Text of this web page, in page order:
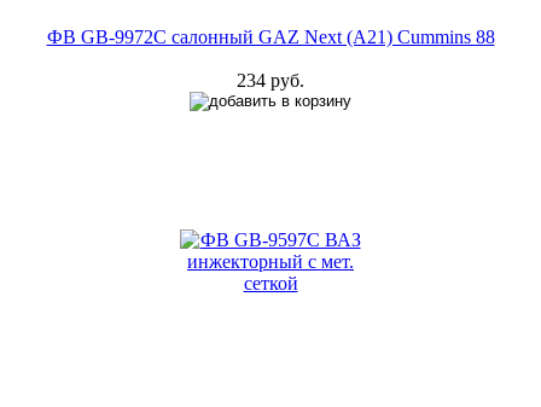
ФВ GB-9972C салонный GAZ Next (A21) Cummins 88
234 руб.